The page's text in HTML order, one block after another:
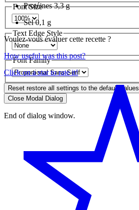
Font Size
Text Edge Style
Font Family
Reset restore all settings to the default values
Close Modal Dialog
End of dialog window.
Protéines3,3 g
Sel0,1 g
Voulez-vous évaluer cette recette ?
How useful was this post?
Click on a star to rate it!